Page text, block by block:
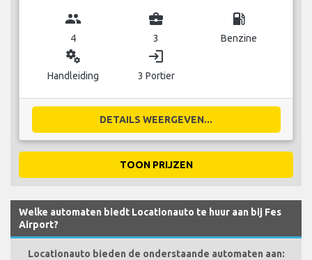
group
4
business_center
3
local_gas_station
Benzine
miscellaneous_services
Handleiding
login
3 Portier
DETAILS WEERGEVEN...
TOON PRIJZEN
Welke automaten biedt Locationauto te huur aan bij Fes
Airport?
Locationauto bieden de onderstaande automaten aan: